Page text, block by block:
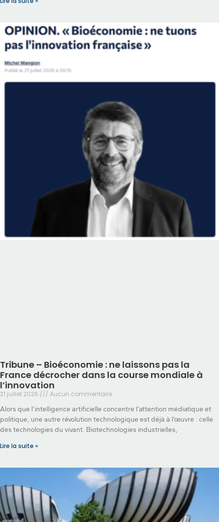
Tribune – Bioéconomie : ne laissons pas la
France décrocher dans la course mondiale à
l’innovation
21 juillet 2026
Aucun commentaire
Alors que l’intelligence artificielle concentre l’attention médiatique et
politique, une autre révolution technologique est déjà à l’œuvre : celle
des technologies du vivant. Biotechnologies industrielles,
Lire la suite »